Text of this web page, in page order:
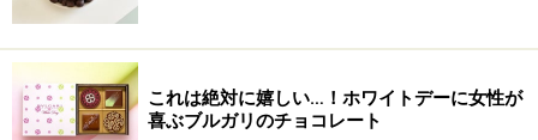
これは絶対に嬉しい…！ホワイトデーに女性が
喜ぶブルガリのチョコレート